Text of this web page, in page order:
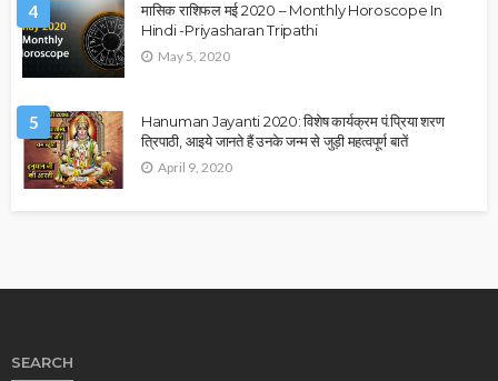
4
मासिक राशिफल मई 2020 – Monthly Horoscope In
Hindi -Priyasharan Tripathi
May 5, 2020
5
Hanuman Jayanti 2020: विशेष कार्यक्रम पं.प्रिया शरण
त्रिपाठी, आइये जानते हैं उनके जन्म से जुड़ी महत्वपूर्ण बातें
April 9, 2020
SEARCH